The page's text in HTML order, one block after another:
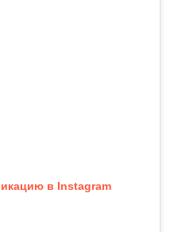
в Instagram